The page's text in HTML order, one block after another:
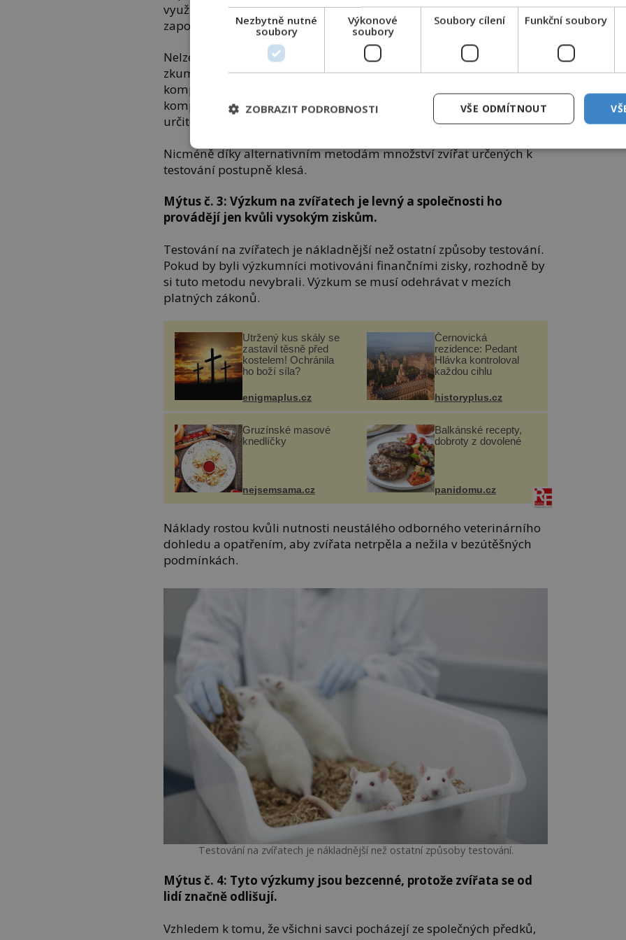
využívá, ale téměř vždy nastane moment, kdy je nutné do výzkumu
zapojit i živá zvířata.
Nelze zkoumat kašel na počítačové simulaci, nebo tlukot srdce ve
zkumavce. Stejně tak není možné reprodukovat určitou
komplikovanou chorobu na buněčné a tkáňové kultuře. Je třeba mít
komplexní organismus. Lidské dobrovolníky lze využívat až od
určité fáze testování.
Nicméně díky alternativním metodám množství zvířat určených k
testování postupně klesá.
Mýtus č. 3: Výzkum na zvířatech je levný a společnosti ho
provádějí jen kvůli vysokým ziskům.
Testování na zvířatech je nákladnější než ostatní způsoby testování.
Pokud by byli výzkumníci motivováni finančními zisky, rozhodně by
si tuto metodu nevybrali. Výzkum se musí odehrávat v mezích
platných zákonů.
Utržený kus skály se
zastavil těsně před
kostelem! Ochránila
ho boží síla?
enigmaplus.cz
Černovická
rezidence: Pedant
Hlávka kontroloval
každou cihlu
historyplus.cz
Gruzínské masové
knedlíčky
nejsemsama.cz
Balkánské recepty,
dobroty z dovolené
panidomu.cz
Náklady rostou kvůli nutnosti neustálého odborného veterinárního
dohledu a opatřením, aby zvířata netrpěla a nežila v bezútěšných
podmínkách.
Testování na zvířatech je nákladnější než ostatní způsoby testování.
Mýtus č. 4: Tyto výzkumy jsou bezcenné, protože zvířata se od
lidí značně odlišují.
Vzhledem k tomu, že všichni savci pocházejí ze společných předků,
Nezbytně nutné
soubory
Výkonové
soubory
Soubory cílení Funkční soubory
VŠE ODMÍTNOUT
ZOBRAZIT PODROBNOSTI